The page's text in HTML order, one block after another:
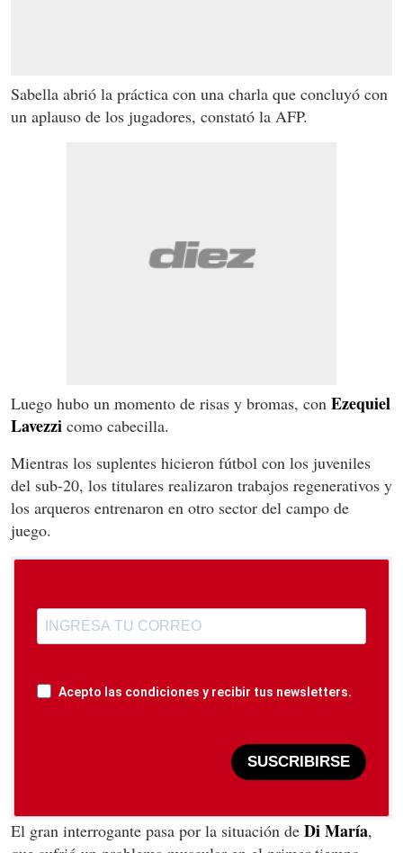
Sabella abrió la práctica con una charla que concluyó con
un aplauso de los jugadores, constató la AFP.
Luego hubo un momento de risas y bromas, con Ezequiel
Lavezzi como cabecilla.
Mientras los suplentes hicieron fútbol con los juveniles
del sub-20, los titulares realizaron trabajos regenerativos y
los arqueros entrenaron en otro sector del campo de
juego.
Acepto las condiciones y recibir tus newsletters.
SUSCRIBIRSE
El gran interrogante pasa por la situación de Di María,